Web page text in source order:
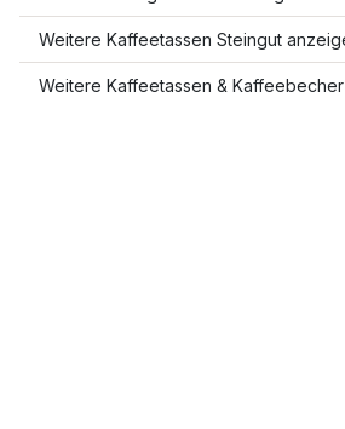
Weitere Kaffeetassen Steingut
Weitere Kaffeetassen &